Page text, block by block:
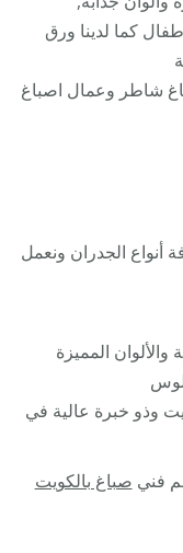
كما لدينا ورق
شاطر وعمال اصباغ
الجدران ونعمل
والألوان المميزة
وذو خبرة عالية في
فني صباغ بالكويت